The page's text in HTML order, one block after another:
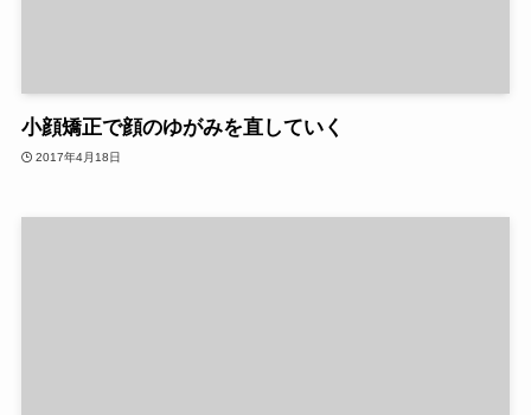
小顔矯正で顔のゆがみを直していく
2017年4月18日